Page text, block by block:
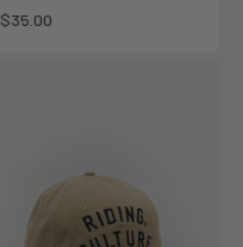
Angebot
$35.00